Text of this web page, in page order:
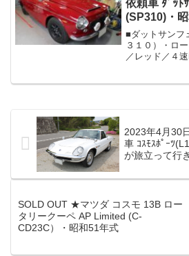
トが異なる物
了承お願いい
種 丸目2灯用
ト・東芝・
製は2個（中古
品）／
依頼車 ﾀﾞｯﾄ
(SP310)・
ていただき
■ダットサンフ
３１０）・ロ
／レッド／４
内外装共良好
は、個人保有
方の意思疎通
も直接ＴＥＬ
対応は...
2023年4月
車 ｺｽﾓｽﾎﾟｰﾂ
が旅立って行
SOLD OUT ★マツダ コスモ 13B ロー
タリークーペ AP Limited (C-
CD23C）・昭和51年式